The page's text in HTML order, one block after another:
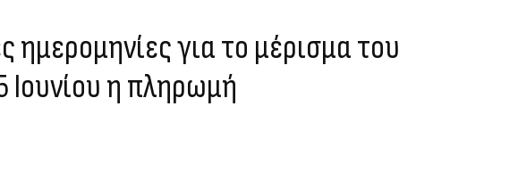
ημερομηνίες για το μέρισμα του
Ιουνίου η πληρωμή